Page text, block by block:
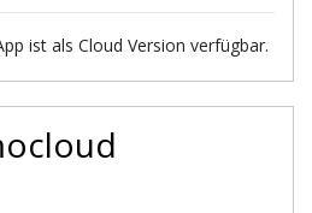
ist als Cloud Version verfügbar.